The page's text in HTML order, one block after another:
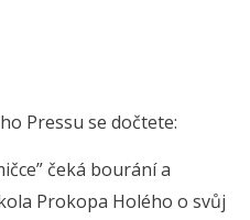
Pressu se dočtete:
čeká bourání a
Prokopa Holého o svůj